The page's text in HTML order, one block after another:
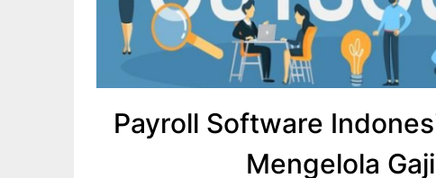
Payroll Software
Mengelola